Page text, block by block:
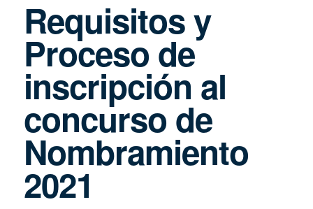
Requisitos y
Proceso de
inscripción al
concurso de
Nombramiento
2021